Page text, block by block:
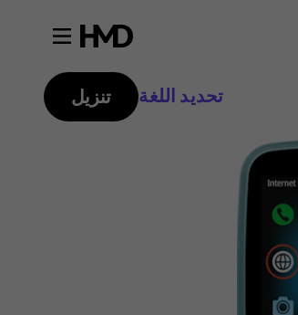
تحديد اللغة تنزيل